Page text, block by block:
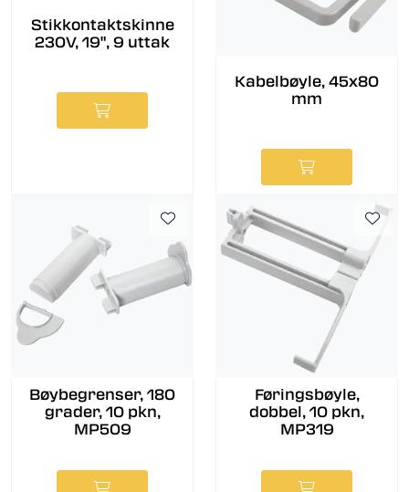
Stikkontaktskinne
230V, 19", 9 uttak
Kabelbøyle, 45x80
mm
Bøybegrenser, 180
grader, 10 pkn,
MP509
Føringsbøyle,
dobbel, 10 pkn,
MP319